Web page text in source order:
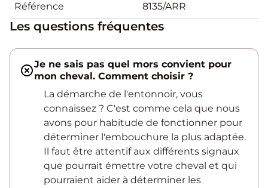
Référence 8135/ARR
Les questions fréquentes
Je ne sais pas quel mors convient pour
mon cheval. Comment choisir ?
La démarche de l'entonnoir, vous
connaissez ? C'est comme cela que nous
avons pour habitude de fonctionner pour
déterminer l'embouchure la plus adaptée.
Il faut être attentif aux différents signaux
que pourrait émettre votre cheval et qui
pourraient aider à déterminer les